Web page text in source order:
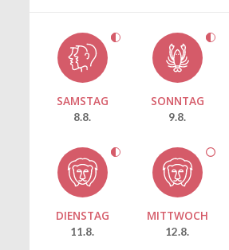
SAMSTAG
8.8.
SONNTAG
9.8.
DIENSTAG
11.8.
MITTWOCH
12.8.